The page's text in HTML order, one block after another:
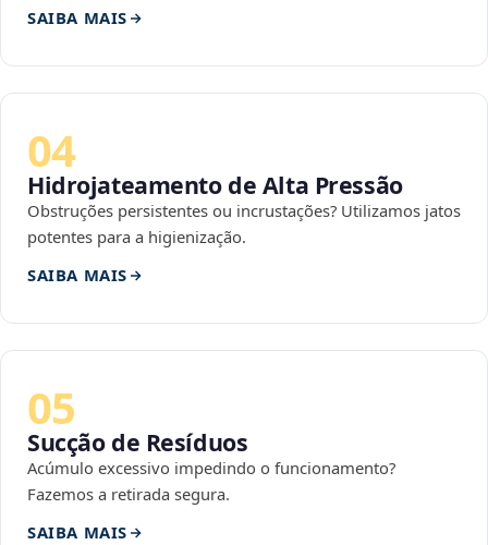
SAIBA MAIS
04
Hidrojateamento de Alta Pressão
Obstruções persistentes ou incrustações? Utilizamos jatos
potentes para a higienização.
SAIBA MAIS
05
Sucção de Resíduos
Acúmulo excessivo impedindo o funcionamento?
Fazemos a retirada segura.
SAIBA MAIS